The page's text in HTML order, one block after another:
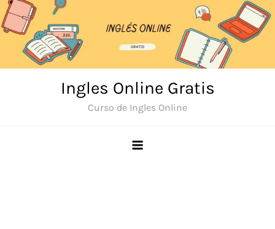
Skip
to
content
Ingles Online Gratis
Curso de Ingles Online